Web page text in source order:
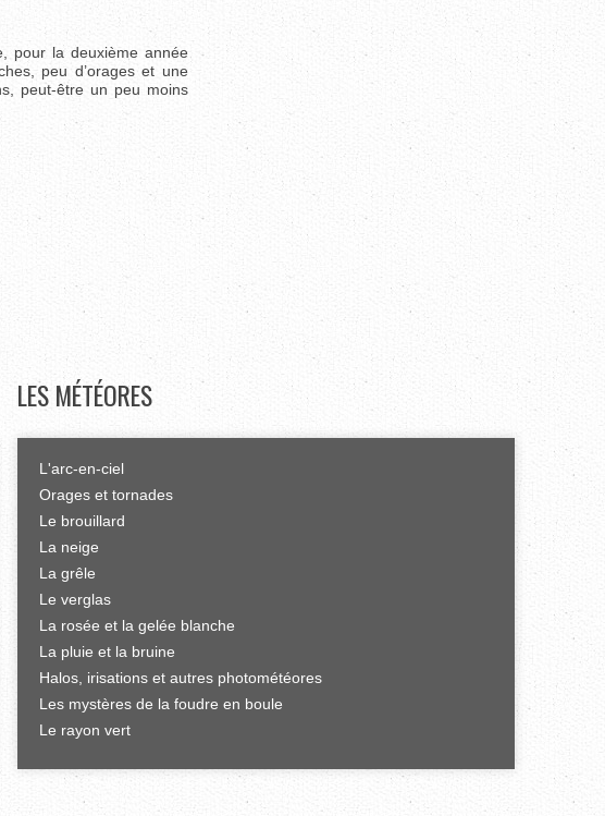
pour la deuxième année
peu d’orages et une
peut-être un peu moins
LES MÉTÉORES
L'arc-en-ciel
Orages et tornades
Le brouillard
La neige
La grêle
Le verglas
La rosée et la gelée blanche
La pluie et la bruine
Halos, irisations et autres photométéores
Les mystères de la foudre en boule
Le rayon vert